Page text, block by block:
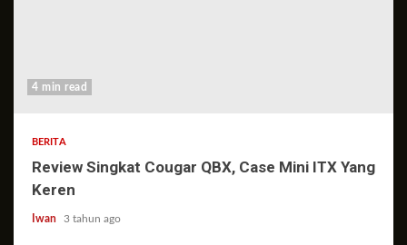
4 min read
BERITA
Review Singkat Cougar QBX, Case Mini ITX Yang
Keren
Iwan 3 tahun ago